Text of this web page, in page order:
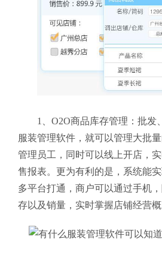
1、O2O商品库存管理：批发
服装管理软件，就可以管理大批
管理员工，同时可以线上开店，
售报表。更为有利的是，系统能
多平台打通，商户可以通过手机
存以及销量，实时掌握店铺经营概